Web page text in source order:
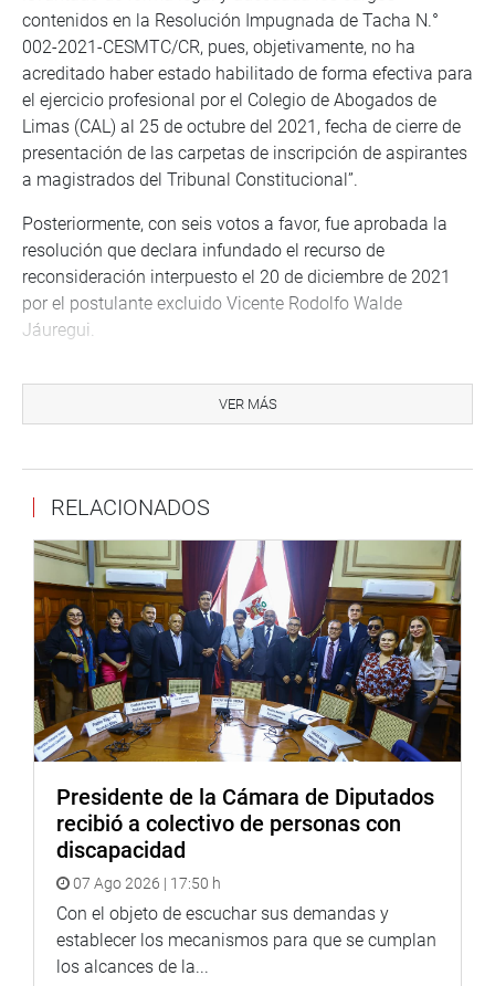
contenidos en la Resolución Impugnada de Tacha N.°
002-2021-CESMTC/CR, pues, objetivamente, no ha
acreditado haber estado habilitado de forma efectiva para
el ejercicio profesional por el Colegio de Abogados de
Limas (CAL) al 25 de octubre del 2021, fecha de cierre de
presentación de las carpetas de inscripción de aspirantes
a magistrados del Tribunal Constitucional”.
Posteriormente, con seis votos a favor, fue aprobada la
resolución que declara infundado el recurso de
reconsideración interpuesto el 20 de diciembre de 2021
por el postulante excluido Vicente Rodolfo Walde
Jáuregui.
(JP) el 1 de diciembre 2021 contra el postulante
impugnante, posteriormente se determinó su exclusión
Así también, con siete votos a favor, fue aprobada la
resolución que resuelve declarar infundado el recurso de
reconsideración interpuesto el 21 de diciembre de 2021
por el postulante excluido Pedro Alfredo Hernández
Chávez.
La tacha fue formulada por la parlamentaria Isabel Cortez
Aguirre (JP) con fecha el 1 de diciembre de 2021 contra el
postulante impugnante, subsiguientemente se determinó
su exclusión.
Congreso de la República de conformidad con el artículo
22 del Reglamento que rige el proceso de selección.
RENUNCIA DE POSTULANTE
Finalmente, con siete votos a favor, la comisión especial
tomó conocimiento y aceptó la renuncia del postulante
Miguel Rafael Pérez Arroyo al concurso de selección de
VER MÁS
RELACIONADOS
Presidente de la Cámara de Diputados
recibió a colectivo de personas con
discapacidad
07 Ago 2026 | 17:50 h
Con el objeto de escuchar sus demandas y
establecer los mecanismos para que se cumplan
los alcances de la...